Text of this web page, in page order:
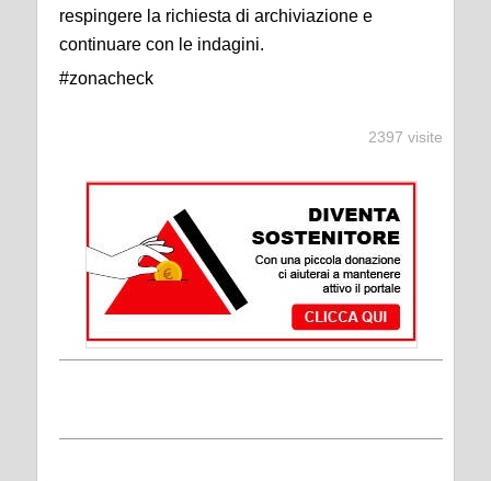
respingere la richiesta di archiviazione e
continuare con le indagini.
#zonacheck
2397 visite